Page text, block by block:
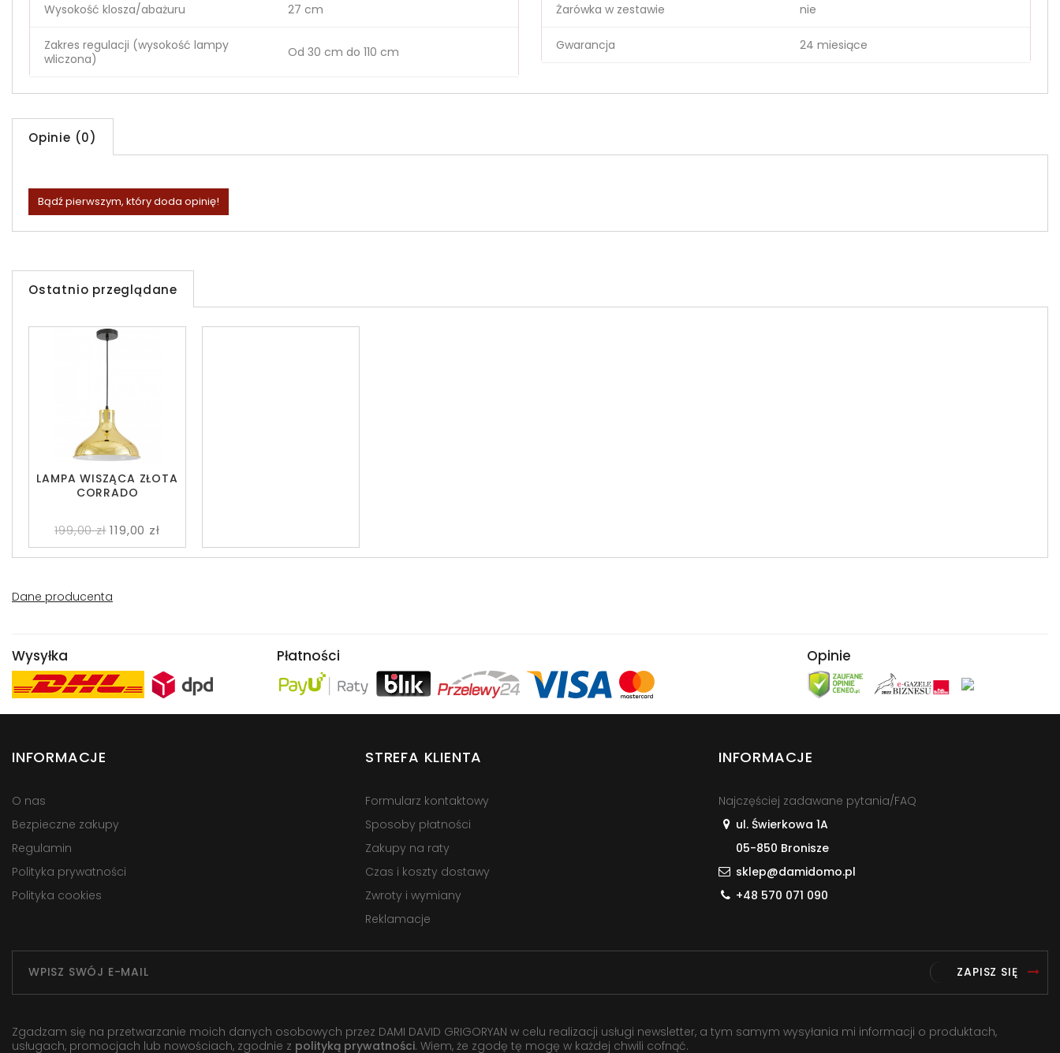
Wysokość klosza/abażuru 27 cm
Zakres regulacji (wysokość lampy
wliczona)
Od 30 cm do 110 cm
Żarówka w zestawie nie
Gwarancja 24 miesiące
Opinie (0)
Bądź pierwszym, który doda opinię!
Ostatnio przeglądane
LAMPA WISZĄCA ZŁOTA
CORRADO
199,00 zł 119,00 zł
Dane producenta
Wysyłka Płatności Opinie
INFORMACJE
O nas
Bezpieczne zakupy
Regulamin
Polityka prywatności
Polityka cookies
STREFA KLIENTA
Formularz kontaktowy
Sposoby płatności
Zakupy na raty
Czas i koszty dostawy
Zwroty i wymiany
Reklamacje
INFORMACJE
Najczęściej zadawane pytania/FAQ
ul. Świerkowa 1A
05-850 Bronisze
sklep@damidomo.pl
+48 570 071 090
ZAPISZ SIĘ
Zgadzam się na przetwarzanie moich danych osobowych przez DAMI DAVID GRIGORYAN w celu realizacji usługi newsletter, a tym samym wysyłania mi informacji o produktach,
usługach, promocjach lub nowościach, zgodnie z polityką prywatności. Wiem, że zgodę tę mogę w każdej chwili cofnąć.